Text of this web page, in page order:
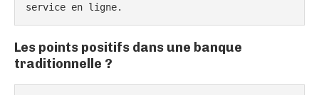
service en ligne.
Les points positifs dans une banque
traditionnelle ?